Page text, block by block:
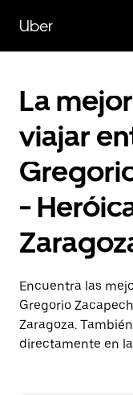
contenido
principal
Uber
La
viajar
-
Encuentra las
Gregorio
Zaragoza.
directamente en